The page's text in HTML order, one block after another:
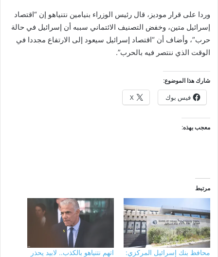
وردا على قرار موديز، قال رئيس الوزراء بنيامين نتنياهو إن “اقتصاد
إسرائيل متين، وخفض التصنيف الائتماني سببه أن إسرائيل في حالة
حرب”، وأضاف أن “اقتصاد إسرائيل سيعود إلى الارتفاع مجددا في
الوقت الذي ننتصر فيه بالحرب”.
شارك هذا الموضوع:
فيس بوك X
معجب بهذه:
مرتبط
محافظ بنك إسرائيل المركزي:
اتهم نتنياهو بالكذب.. لابيد يحذر